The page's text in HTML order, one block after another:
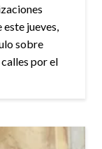
jueves,
sobre
por el